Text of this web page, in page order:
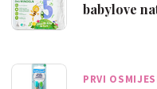
babylove
PRVI